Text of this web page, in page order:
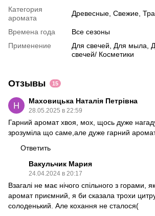
Категория
аромата
Древесные, Свежие,
Времена года
Все сезоны
Применение
Для свечей, Для мыла,
свечей/ Косметики
Отзывы 15
Маховицька Наталія Петрівна
28.05.2025 в 22:59
Гарний аромат хвоя, мох, щось дуже
зрозуміла що саме,але дуже гарний аромат,
Ответить
Вакульчик Мария
24.04.2024 в 20:17
Взагалі не має нічого спільного з горами,
аромат приємний, я би сказала трохи
солоденький. Але кохання не сталося(